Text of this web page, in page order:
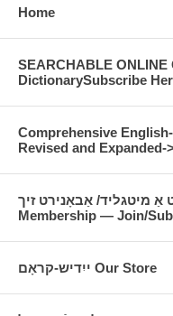
דעם 25סטן יולי 2006, 5:45 אין צענטער פֿאַר דער ייִדישער
af
Home
SEARCHABLE
DictionarySubscribe
Comprehensive
Revised and Expanded-
מיטגליד/ אַבאָנירט זיך
Membership — Join/
ייִדיש-קראָם Our Store